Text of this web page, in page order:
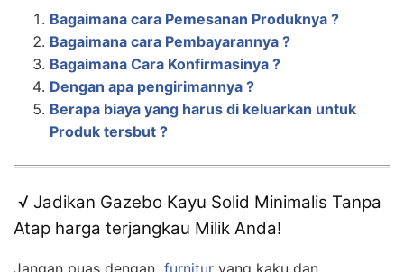
Bagaimana cara Pemesanan Produknya ?
Bagaimana cara Pembayarannya ?
Bagaimana Cara Konfirmasinya ?
Dengan apa pengirimannya ?
Berapa biaya yang harus di keluarkan untuk
Produk tersbut ?
√ Jadikan Gazebo Kayu Solid Minimalis Tanpa
Atap harga terjangkau Milik Anda!